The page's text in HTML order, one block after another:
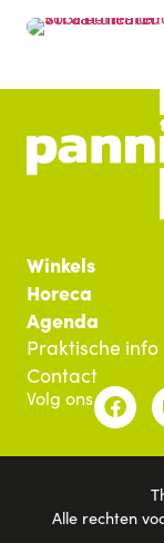
Winkels
Horeca
Agenda
Praktische info
Contact
Volg ons
Alle rechten